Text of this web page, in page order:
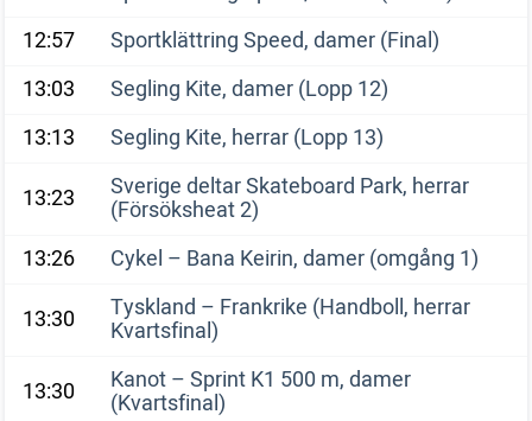
12:57
Sportklättring Speed, damer (Final)
13:03
Segling Kite, damer (Lopp 12)
13:13
Segling Kite, herrar (Lopp 13)
13:23
Sverige deltar Skateboard Park, herrar
(Försöksheat 2)
13:26
Cykel – Bana Keirin, damer (omgång 1)
13:30
Tyskland – Frankrike (Handboll, herrar
Kvartsfinal)
13:30
Kanot – Sprint K1 500 m, damer
(Kvartsfinal)